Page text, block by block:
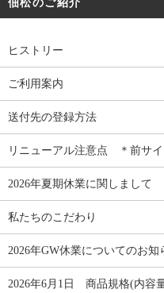
佃松のご紹介
ヒストリー
ご利用案内
送付先の登録方法
リニューアル注意点 ＊前サ
2026年夏期休業に関しまして
私たちのこだわり
2026年GW休業についてのお知
2026年6月1日 商品規格(内容